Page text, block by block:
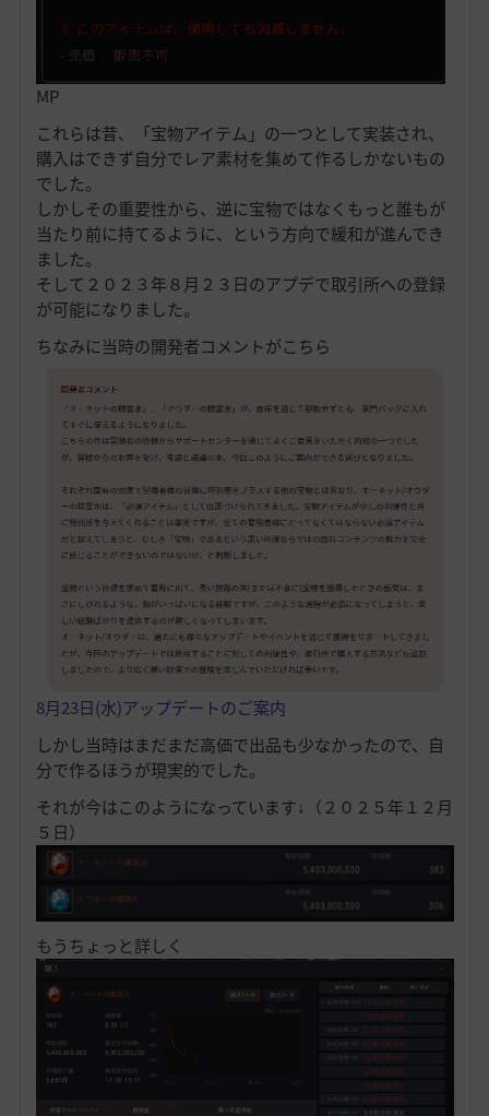
MP
これらは昔、「宝物アイテム」の一つとして実装され、
購入はできず自分でレア素材を集めて作るしかないもの
でした。
しかしその重要性から、逆に宝物ではなくもっと誰もが
当たり前に持てるように、という方向で緩和が進んでき
ました。
そして２０２３年８月２３日のアプデで取引所への登録
が可能になりました。
ちなみに当時の開発者コメントがこちら
8月23日(水)アップデートのご案内
しかし当時はまだまだ高価で出品も少なかったので、自
分で作るほうが現実的でした。
それが今はこのようになっています↓（２０２５年１２月
５日）
もうちょっと詳しく